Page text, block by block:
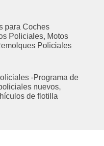
para Coches
Policiales, Motos
Policiales
-Programa de
nuevos,
de flotilla